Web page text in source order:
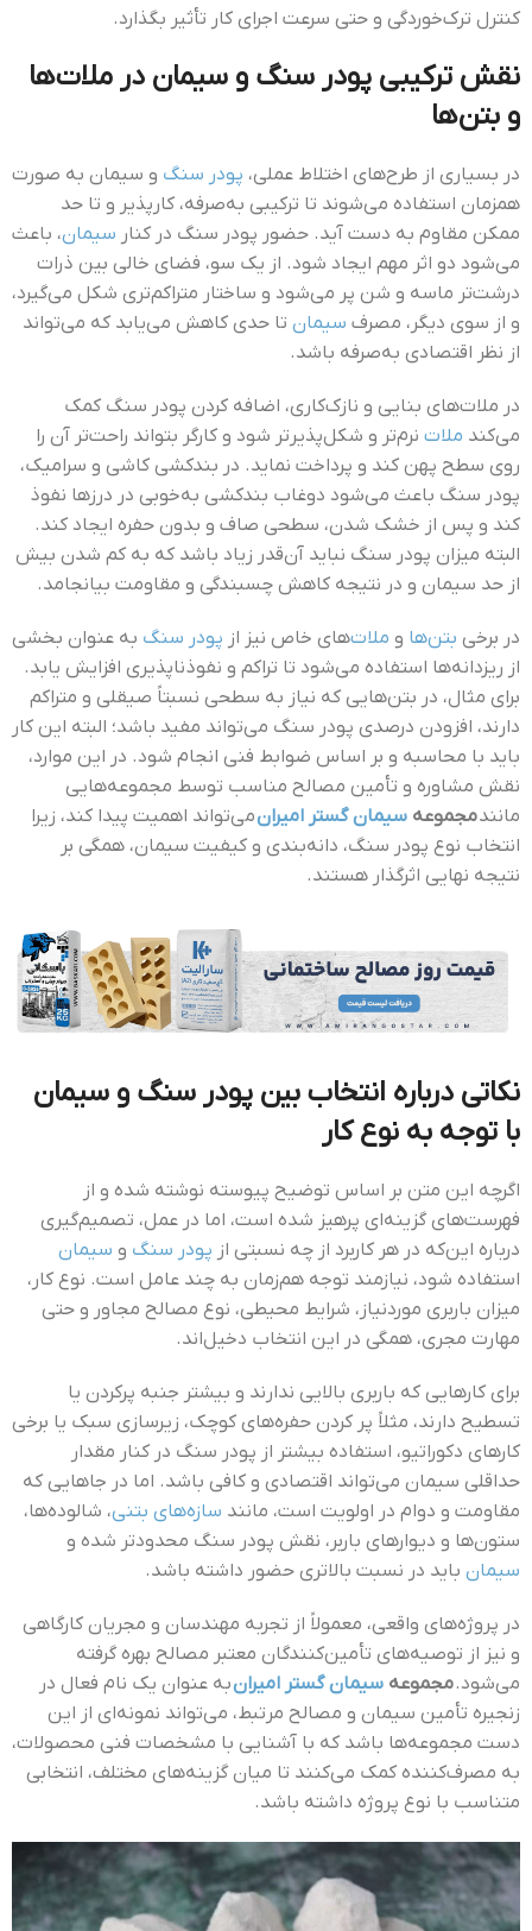
کنترل ترک‌خوردگی و حتی سرعت اجرای کار تأثیر بگذارد.
نقش ترکیبی پودر سنگ و سیمان در ملات‌ها
و بتن‌ها
در بسیاری از طرح‌های اختلاط عملی، پودر سنگ و سیمان به صورت
همزمان استفاده می‌شوند تا ترکیبی به‌صرفه، کارپذیر و تا حد
ممکن مقاوم به دست آید. حضور پودر سنگ در کنار سیمان، باعث
می‌شود دو اثر مهم ایجاد شود. از یک سو، فضای خالی بین ذرات
درشت‌تر ماسه و شن پر می‌شود و ساختار متراکم‌تری شکل می‌گیرد،
و از سوی دیگر، مصرف سیمان تا حدی کاهش می‌یابد که می‌تواند
از نظر اقتصادی به‌صرفه باشد.
در ملات‌های بنایی و نازک‌کاری، اضافه کردن پودر سنگ کمک
می‌کند ملات نرم‌تر و شکل‌پذیرتر شود و کارگر بتواند راحت‌تر آن را
روی سطح پهن کند و پرداخت نماید. در بندکشی کاشی و سرامیک،
پودر سنگ باعث می‌شود دوغاب بندکشی به‌خوبی در درزها نفوذ
کند و پس از خشک شدن، سطحی صاف و بدون حفره ایجاد کند.
البته میزان پودر سنگ نباید آن‌قدر زیاد باشد که به کم شدن بیش
از حد سیمان و در نتیجه کاهش چسبندگی و مقاومت بیانجامد.
در برخی بتن‌ها و ملات‌های خاص نیز از پودر سنگ به عنوان بخشی
از ریزدانه‌ها استفاده می‌شود تا تراکم و نفوذناپذیری افزایش یابد.
برای مثال، در بتن‌هایی که نیاز به سطحی نسبتاً صیقلی و متراکم
دارند، افزودن درصدی پودر سنگ می‌تواند مفید باشد؛ البته این کار
باید با محاسبه و بر اساس ضوابط فنی انجام شود. در این موارد،
نقش مشاوره و تأمین مصالح مناسب توسط مجموعه‌هایی
مانندمجموعه سیمان گستر امیرانمی‌تواند اهمیت پیدا کند، زیرا
انتخاب نوع پودر سنگ، دانه‌بندی و کیفیت سیمان، همگی بر
نتیجه نهایی اثرگذار هستند.
نکاتی درباره انتخاب بین پودر سنگ و سیمان
با توجه به نوع کار
اگرچه این متن بر اساس توضیح پیوسته نوشته شده و از
فهرست‌های گزینه‌ای پرهیز شده است، اما در عمل، تصمیم‌گیری
درباره این‌که در هر کاربرد از چه نسبتی از پودر سنگ و سیمان
استفاده شود، نیازمند توجه هم‌زمان به چند عامل است. نوع کار،
میزان باربری موردنیاز، شرایط محیطی، نوع مصالح مجاور و حتی
مهارت مجری، همگی در این انتخاب دخیل‌اند.
برای کارهایی که باربری بالایی ندارند و بیشتر جنبه پرکردن یا
تسطیح دارند، مثلاً پر کردن حفره‌های کوچک، زیرسازی سبک یا برخی
کارهای دکوراتیو، استفاده بیشتر از پودر سنگ در کنار مقدار
حداقلی سیمان می‌تواند اقتصادی و کافی باشد. اما در جاهایی که
مقاومت و دوام در اولویت است، مانند سازه‌های بتنی، شالوده‌ها،
ستون‌ها و دیوارهای باربر، نقش پودر سنگ محدودتر شده و
سیمان باید در نسبت بالاتری حضور داشته باشد.
در پروژه‌های واقعی، معمولاً از تجربه مهندسان و مجریان کارگاهی
و نیز از توصیه‌های تأمین‌کنندگان معتبر مصالح بهره گرفته
می‌شود.مجموعه سیمان گستر امیرانبه عنوان یک نام فعال در
زنجیره تأمین سیمان و مصالح مرتبط، می‌تواند نمونه‌ای از این
دست مجموعه‌ها باشد که با آشنایی با مشخصات فنی محصولات،
به مصرف‌کننده کمک می‌کنند تا میان گزینه‌های مختلف، انتخابی
متناسب با نوع پروژه داشته باشد.